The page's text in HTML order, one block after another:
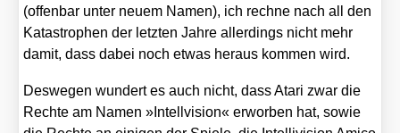
(offen­bar unter neu­em Namen), ich rech­ne nach all den
Kata­stro­phen der letz­ten Jah­re aller­dings nicht mehr
damit, dass dabei noch etwas her­aus kom­men wird.
Des­we­gen wun­dert es auch nicht, dass Ata­ri zwar die
Rech­te am Namen »Intell­vi­si­on« erwor­ben hat, sowie